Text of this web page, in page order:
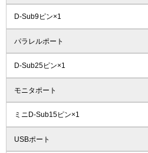
D-Sub9ピン×1
パラレルポート
D-Sub25ピン×1
モニタポート
ミニD-Sub15ピン×1
USBポート